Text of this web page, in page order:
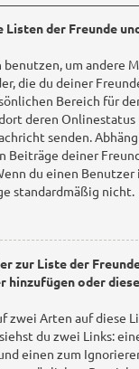
Listen der Freunde
benutzen, um andere
die du deiner
Bereich für
deren Onlinestatus
senden.
Beiträge deiner
du einen Benutzer
standardmäßig nicht.
zur Liste der
oder
zwei Arten auf diese
du zwei Links:
einen zum